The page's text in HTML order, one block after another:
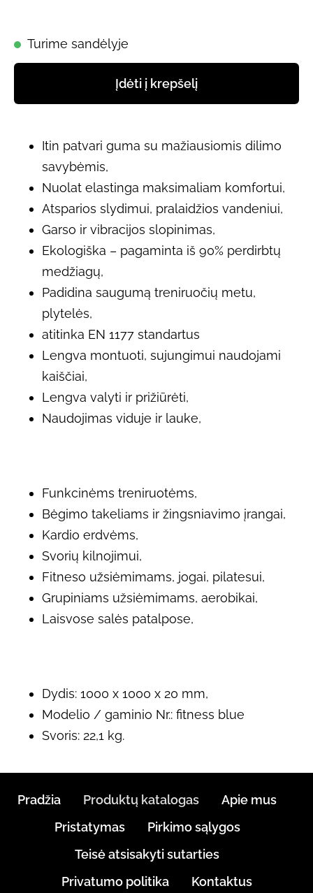
Turime sandėlyje
Įdėti į krepšelį
Itin patvari guma su mažiausiomis dilimo
savybėmis,
Nuolat elastinga maksimaliam komfortui,
Atsparios slydimui, pralaidžios vandeniui,
Garso ir vibracijos slopinimas,
Ekologiška – pagaminta iš 90% perdirbtų
medžiagų,
Padidina saugumą treniruočių metu,
plytelės,
atitinka EN 1177 standartus
Lengva montuoti, sujungimui naudojami
kaiščiai,
Lengva valyti ir prižiūrėti,
Naudojimas viduje ir lauke,
Funkcinėms treniruotėms,
Bėgimo takeliams ir žingsniavimo įrangai,
Kardio erdvėms,
Svorių kilnojimui,
Fitneso užsiėmimams, jogai, pilatesui,
Grupiniams užsiėmimams, aerobikai,
Laisvose salės patalpose,
Dydis: 1000 x 1000 x 20 mm,
Modelio / gaminio Nr.: fitness blue
Svoris: 22,1 kg.
Pradžia Produktų katalogas
Apie mus
Pristatymas
Pirkimo sąlygos
Teisė atsisakyti sutarties
Privatumo politika
Kontaktus